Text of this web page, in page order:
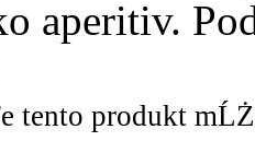
aperitiv.
tento produkt